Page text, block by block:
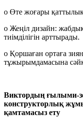
o Өте жоғары
o Жеңіл дизайн:
тиімділігін арттырады.
o Қоршаған ортаға
тұжырымдамасына
Виктордың ғылыми-
конструкторлық
қамтамасыз ету